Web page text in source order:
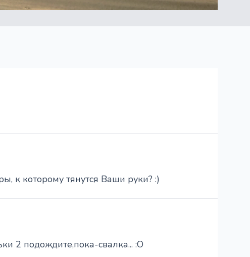
к которому тянутся Ваши руки? :)
2 подождите,пока-свалка... :O